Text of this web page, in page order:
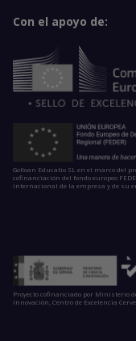
Con el apoyo de:
GoKoan Educatio SL en el marco del
cofinanciación del fondo europeo
internacional de la empresa y de su
Proyecto cofinanciado por Ministerio
Innovación, Centro de Excelencia